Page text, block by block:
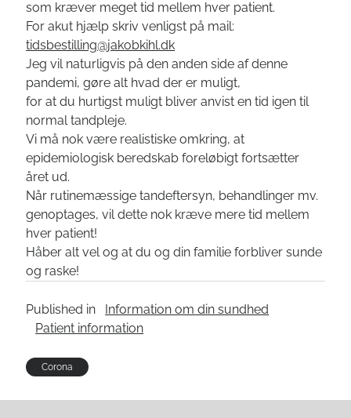
Tandklinik åbning i 2026
Opfølgning på rodbehandling, som vi lavede på isbjørnen
Tandimplantater – Guided Implant
3D Cone Beam Computer Tomografi (CBCT) | CT- MR- Ultralyd-
scanning
Cephalometri
ARKIV
ARKIV
som kræver meget tid mellem hver patient.
For akut hjælp skriv venligst på mail:
tidsbestilling@jakobkihl.dk
Jeg vil naturligvis på den anden side af denne
pandemi, gøre alt hvad der er muligt,
for at du hurtigst muligt bliver anvist en tid igen til
normal tandpleje.
Vi må nok være realistiske omkring, at
epidemiologisk beredskab foreløbigt fortsætter
året ud.
Når rutinemæssige tandeftersyn, behandlinger mv.
genoptages, vil dette nok kræve mere tid mellem
hver patient!
Håber alt vel og at du og din familie forbliver sunde
og raske!
Published in
Information om din sundhed
Patient information
Corona